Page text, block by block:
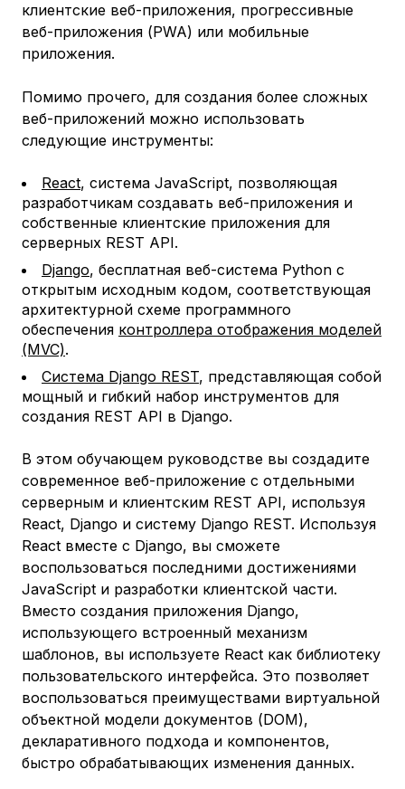
клиентские веб-приложения, прогрессивные
веб-приложения (PWA) или мобильные
приложения.
Помимо прочего, для создания более сложных
веб-приложений можно использовать
следующие инструменты:
React, система JavaScript, позволяющая
разработчикам создавать веб-приложения и
собственные клиентские приложения для
серверных REST API.
Django, бесплатная веб-система Python с
открытым исходным кодом, соответствующая
архитектурной схеме программного
обеспечения контроллера отображения моделей
(MVC).
Система Django REST, представляющая собой
мощный и гибкий набор инструментов для
создания REST API в Django.
В этом обучающем руководстве вы создадите
современное веб-приложение с отдельными
серверным и клиентским REST API, используя
React, Django и систему Django REST. Используя
React вместе с Django, вы сможете
воспользоваться последними достижениями
JavaScript и разработки клиентской части.
Вместо создания приложения Django,
использующего встроенный механизм
шаблонов, вы используете React как библиотеку
пользовательского интерфейса. Это позволяет
воспользоваться преимуществами виртуальной
объектной модели документов (DOM),
декларативного подхода и компонентов,
быстро обрабатывающих изменения данных.